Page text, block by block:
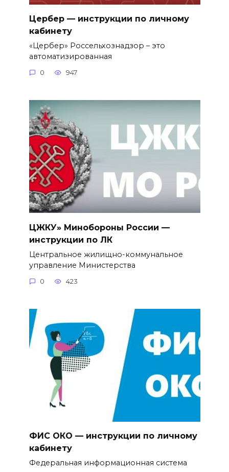
Цербер — инструкции по личному
кабинету
«Цербер» Россельхознадзор – это
автоматизированная
0 947
ЦЖКУ» Минобороны России —
инструкции по ЛК
Центральное жилищно-коммунальное
управление Министерства
0 423
ФИС ОКО — инструкции по личному
кабинету
Федеральная информационная система